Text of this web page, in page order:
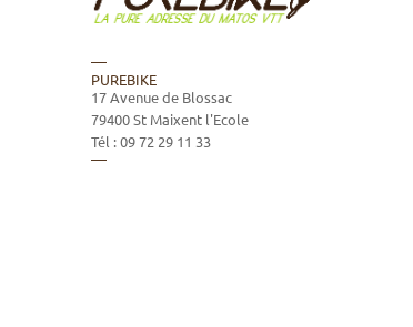
PUREBIKE
17 Avenue de Blossac
79400St Maixent l'Ecole
Tél :09 72 29 11 33